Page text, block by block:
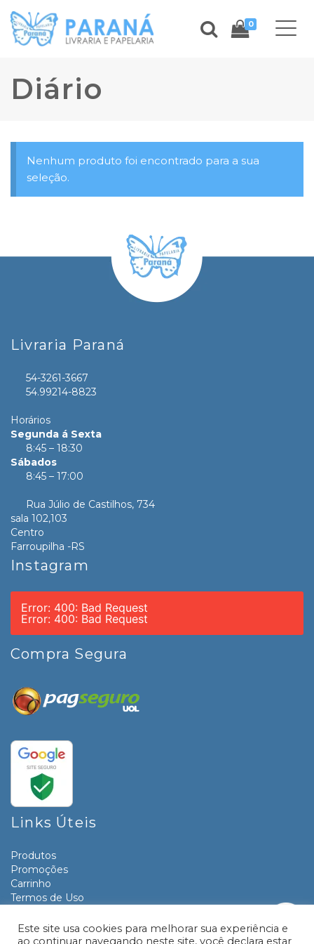
0
Diário
Nenhum produto foi encontrado para a sua
seleção.
Livraria Paraná
54-3261-3667
54.99214-8823
Horários
Segunda á Sexta
8:45 – 18:30
Sábados
8:45 – 17:00
Rua Júlio de Castilhos, 734
sala 102,103
Centro
Farroupilha -RS
Instagram
Error: 400: Bad Request
Error: 400: Bad Request
Compra Segura
Links Úteis
Produtos
Promoções
Carrinho
Termos de Uso
Contato
Este site usa cookies para melhorar sua experiência e
ao continuar navegando neste site, você declara estar